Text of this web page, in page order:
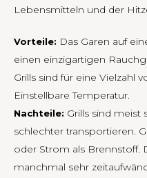
Lebensmitteln und der
Vorteile: Das Garen auf
einen einzigartigen
Grills sind für eine Vielzahl
Einstellbare Temperatur.
Nachteile: Grills sind meist
schlechter transportieren.
oder Strom als Brennstoff.
manchmal sehr